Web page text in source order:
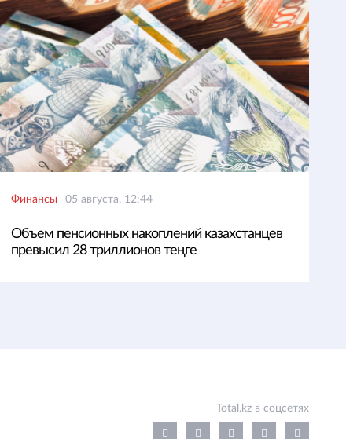
Финансы 05 августа, 12:44
Объем пенсионных накоплений казахстанцев
превысил 28 триллионов теңге
Total.kz в соцсетях